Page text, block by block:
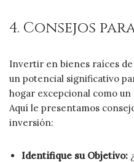
4. Consejos
Invertir en bienes raíces de
un potencial significativo
hogar excepcional como
Aquí le presentamos
inversión:
Identifique su Objetivo: